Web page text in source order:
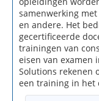
samenwerking met
en andere. Het
gecertificeerde
trainingen van
eisen van examen
Solutions rekenen
een training in het